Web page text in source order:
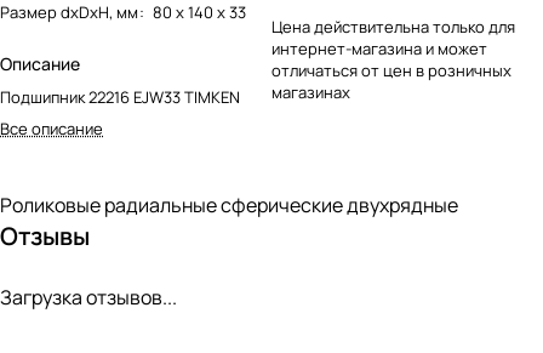
Размер dxDxH, мм: 80 х 140 х 33
Описание
Подшипник 22216 EJW33 TIMKEN
Все описание
Цена действительна только для
интернет-магазина и может
отличаться от цен в розничных
магазинах
Роликовые радиальные сферические двухрядные
Отзывы
Загрузка отзывов...